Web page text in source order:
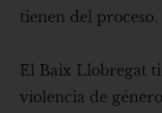
tienen del proceso.
El Baix Llobregat
violencia de